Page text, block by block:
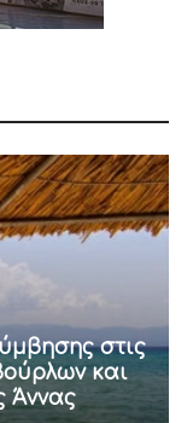
στις
και
Άννας